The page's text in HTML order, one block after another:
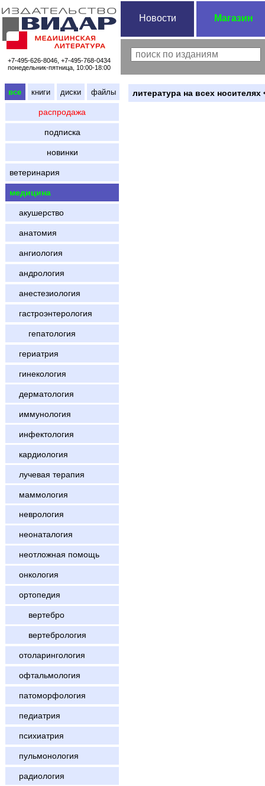
+7-495-626-8046, +7-495-768-0434
понедельник-пятница, 10:00-18:00
Новости Магазин
все книги диски файлы
распродажа
подписка
новинки
ветеринария
медицина
акушерство
анатомия
ангиология
андрология
анестезиология
гастроэнтерология
гепатология
гериатрия
гинекология
дерматология
иммунология
инфектология
кардиология
лучевая терапия
маммология
неврология
неонаталогия
неотложная помощь
онкология
ортопедия
вертебро
вертебрология
отоларингология
офтальмология
патоморфология
педиатрия
психиатрия
пульмонология
радиология
литература на всех носителях